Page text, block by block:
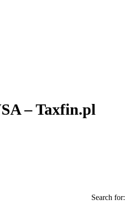
– Taxfin.pl
Search for: